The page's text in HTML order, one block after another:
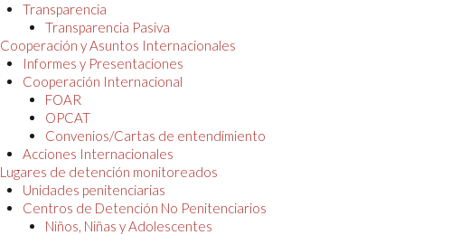
Transparencia
Transparencia Pasiva
Cooperación y Asuntos Internacionales
Informes y Presentaciones
Cooperación Internacional
FOAR
OPCAT
Convenios/Cartas de entendimiento
Acciones Internacionales
Lugares de detención monitoreados
Unidades penitenciarias
Centros de Detención No Penitenciarios
Niños, Niñas y Adolescentes